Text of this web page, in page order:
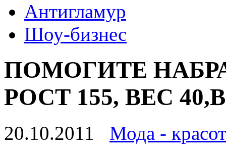
Антигламур
Шоу-бизнес
ПОМОГИТЕ
РОСТ 155, ВЕС
20.10.2011
Мода -